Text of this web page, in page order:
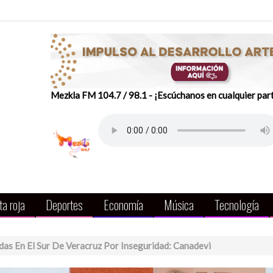
Mezkla FM 104.7 / 98.1 - ¡Escúchanos en cualquier
roja Deportes Economía Música Tecnología
En El Sur De Veracruz Por Inseguridad: Canadevi